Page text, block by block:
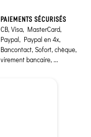
PAIEMENTS SÉCURISÉS
CB, Visa, MasterCard,
Paypal, Paypal en 4x,
Bancontact, Sofort, chèque,
virement bancaire, ...